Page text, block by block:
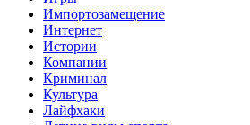
Импортозамещение
Интернет
Истории
Компании
Криминал
Культура
Лайфхаки